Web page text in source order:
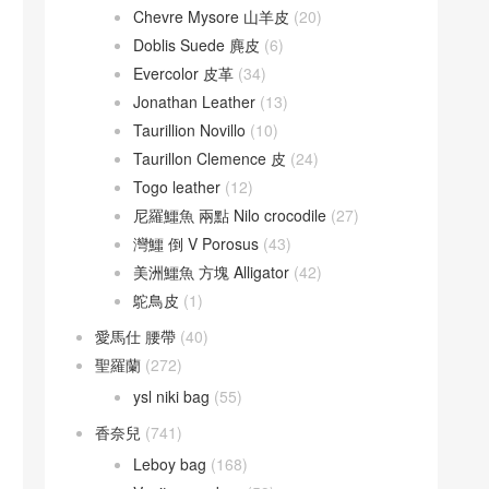
Chevre Mysore 山羊皮 (20)
Doblis Suede 麂皮 (6)
Evercolor 皮革 (34)
Jonathan Leather (13)
Taurillion Novillo (10)
Taurillon Clemence 皮 (24)
Togo leather (12)
尼羅鱷魚 兩點 Nilo crocodile (27)
灣鱷 倒 V Porosus (43)
美洲鱷魚 方塊 Alligator (42)
鴕鳥皮 (1)
愛馬仕 腰帶 (40)
聖羅蘭 (272)
ysl niki bag (55)
香奈兒 (741)
Leboy bag (168)